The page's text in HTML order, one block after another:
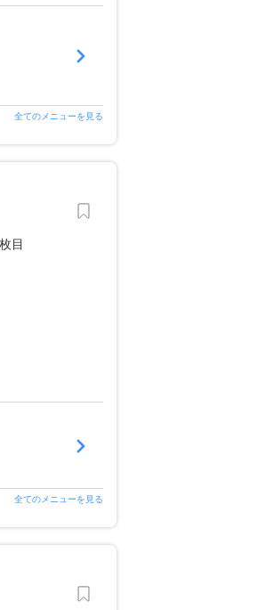
全てのメニューを見る
全てのメニューを見る